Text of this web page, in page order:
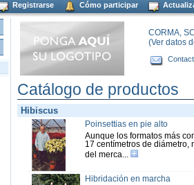
Registrarse Cómo participar
CORMA,
(Ver datos
Catálogo de productos
Hibiscus
Poinsettias en pie alto
Aunque los formatos más
17 centímetros de diámetro,
del merca...
Hibridación en marcha